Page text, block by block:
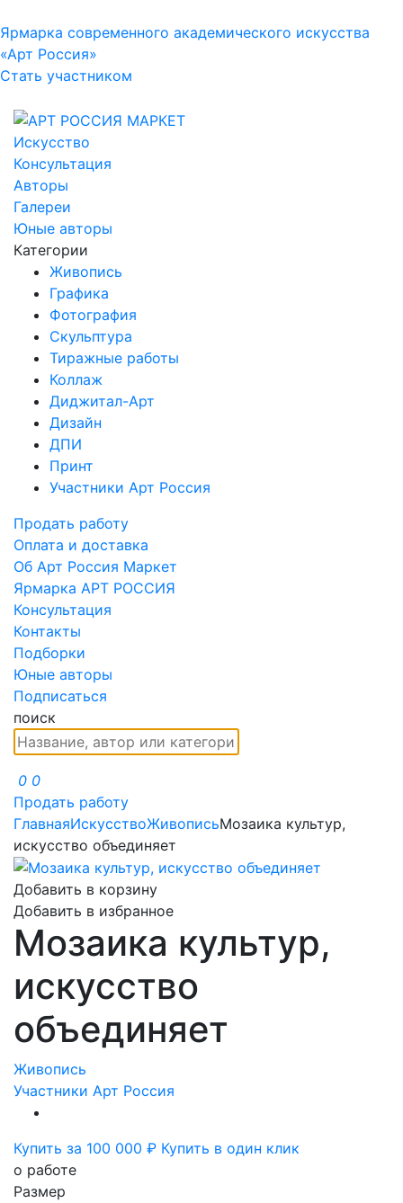
Ярмарка современного академического искусства
«Арт Россия»
Стать участником
Искусство
Консультация
Авторы
Галереи
Юные авторы
Категории
Живопись
Графика
Фотография
Скульптура
Тиражные работы
Коллаж
Диджитал-Арт
Дизайн
ДПИ
Принт
Участники Арт Россия
Продать работу
Оплата и доставка
Об Арт Россия Маркет
Ярмарка АРТ РОССИЯ
Консультация
Контакты
Подборки
Юные авторы
Подписаться
поиск
0 0
Продать работу
ГлавнаяИскусствоЖивописьМозаика культур,
искусство объединяет
Добавить в корзину
Добавить в избранное
Мозаика культур,
искусство
объединяет
Живопись
Участники Арт Россия
Купить за 100 000 ₽ Купить в один клик
о работе
Размер